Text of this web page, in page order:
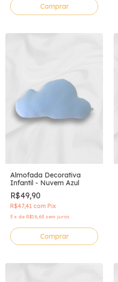
Almofada Decorativa
Infantil - Nuvem Azul
R$49,90
R$47,41 com Pix
3 x de R$16,63 sem juros